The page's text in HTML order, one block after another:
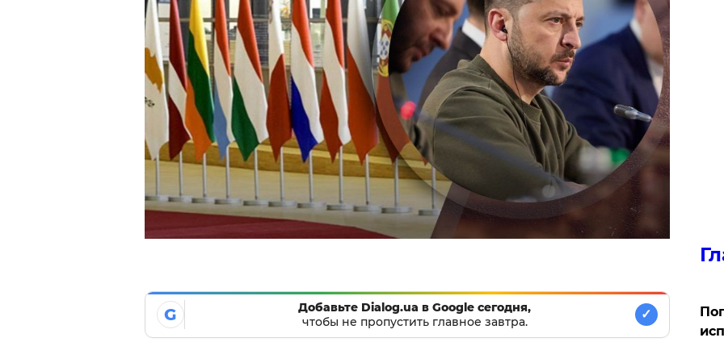
G
Добавьте Dialog.ua в Google сегодня,
чтобы не пропустить главное завтра.
✓